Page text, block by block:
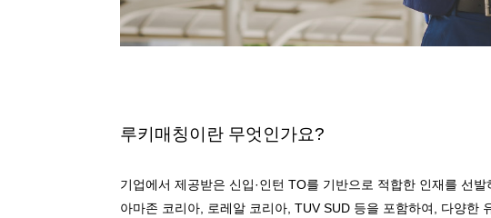
루키매칭이란 무엇인가요?
기업에서 제공받은 신입·인턴 TO를 기반으로 적합한 인재를 선
아마존 코리아, 로레알 코리아, TUV SUD 등을 포함하여, 다양한